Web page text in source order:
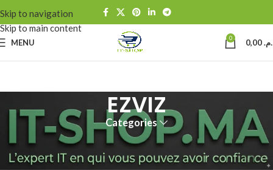
Skip to navigation
Skip to main content
MENU 0
EZVIZ
Categories
EZVIZ est une marque mondiale de sécurité domestique
intelligente, particulièrement connue pour ses caméras de sécurité
Wi-Fi abordables et faciles à installer. Fondée en 2013, l’entreprise